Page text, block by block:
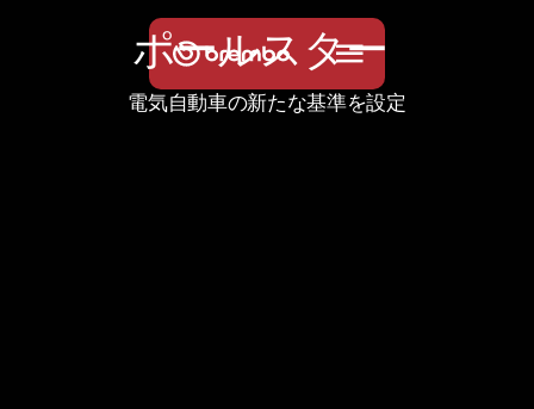
ポールス ター
電気自動車の新たな基準を設定